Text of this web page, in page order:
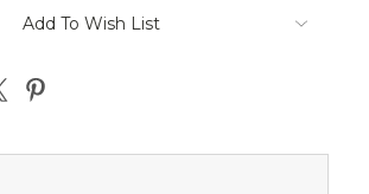
Add To Wish List